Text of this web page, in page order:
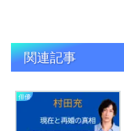
関連記事
俳優